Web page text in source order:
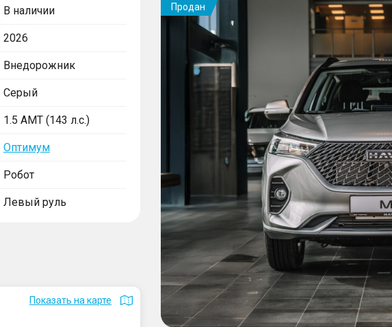
В наличии
2026
Внедорожник
Серый
1.5 AMT (143 л.с.)
Оптимум
Робот
Левый руль
Показать на карте
Продан